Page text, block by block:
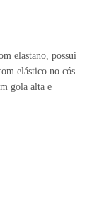
elastano, possui
elástico no cós
gola alta e